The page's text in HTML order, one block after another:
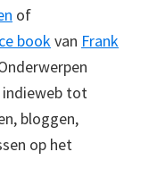
of
bookvan Frank
indieweb tot
bloggen,
op het